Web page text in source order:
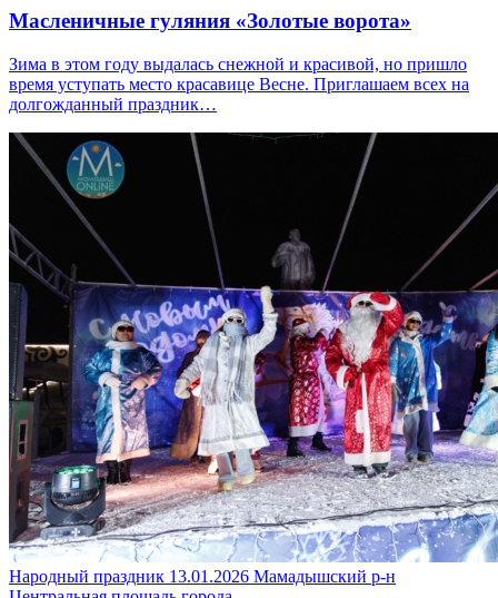
Масленичные гуляния «Золотые ворота»
Зима в этом году выдалась снежной и красивой, но пришло
время уступать место красавице Весне. Приглашаем всех на
долгожданный праздник…
Народный праздник 13.01.2026 Мамадышский р-н